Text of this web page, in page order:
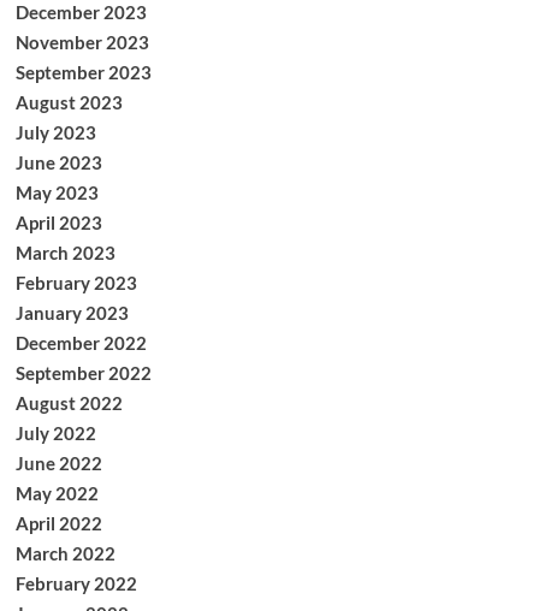
December 2023
November 2023
September 2023
August 2023
July 2023
June 2023
May 2023
April 2023
March 2023
February 2023
January 2023
December 2022
September 2022
August 2022
July 2022
June 2022
May 2022
April 2022
March 2022
February 2022